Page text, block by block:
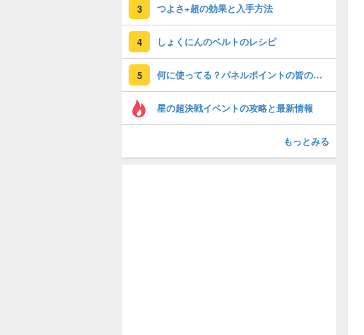
3 つよさ+超の効果と入手方法
4 しょくにんのベルトのレシピ
5 何に使ってる？パネルポイントの皆の使い道
星の超決戦イベントの攻略と最新情報
もっとみる